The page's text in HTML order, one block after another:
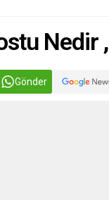
Nedir
Gönder